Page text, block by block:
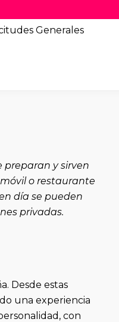
Generales
preparan y sirven
o restaurante
día se pueden
privadas.
Desde estas
una experiencia
con